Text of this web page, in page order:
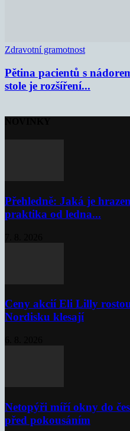
Zdravotní gramotnost
Pětina pacientů s
stole je rozšíření...
Přehledně: Jaká je
praktika od ledna...
Ceny akcií Eli Lilly
Nordisku klesají
Netopýři míří okny do
před pokousáním